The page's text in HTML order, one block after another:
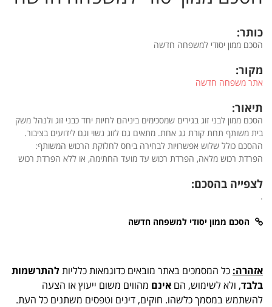
כותר:
הסכם ממון יסודי למשפחה חדשה
מקור:
אתר משפחה חדשה
תיאור:
הסכם ממון לבני זוג בגירים שמסכימים ביניהם לחיות יחד כבני זוג ולנהל משק
בית משותף תחת קורת גג אחת. מתאים גם לזוג נשוי וגם לידועים בציבור.
ההסכם כולל שלוש אפשרויות לבחירה ביחס לחלוקת הרכוש המשותף:
הפרדת רכוש מלאה, הפרדת רכוש עד מועד החתימה, או ללא הפרדת רכוש
לצפייה בהסכם:
.
הסכם ממון יסודי למשפחה חדשה
אזהרה: כל המסמכים באתר מובאים כדוגמאות כלליותלהתרשמות
בלבד, ולא לשימוש, הם אינם מהווים משום ייעוץ או הצעה
להשתמש במסמך כלשהו. חוקים, דינים וטפסים משתנים כל העת.